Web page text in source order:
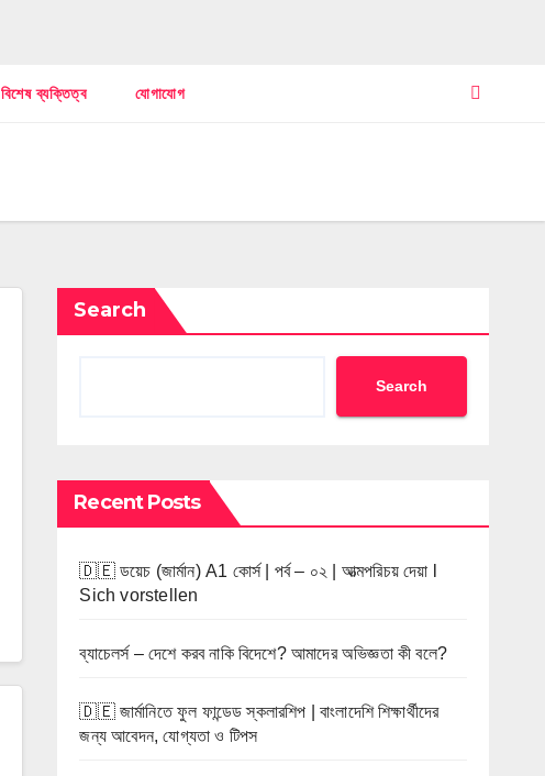
বিশেষ ব্যক্তিত্ব যোগাযোগ
Search
Search
Recent Posts
🇩🇪 ডয়েচ (জার্মান) A1 কোর্স | পর্ব – ০২ | আত্মপরিচয় দেয়া l
Sich vorstellen
ব্যাচেলর্স – দেশে করব নাকি বিদেশে? আমাদের অভিজ্ঞতা কী বলে?
🇩🇪 জার্মানিতে ফুল ফান্ডেড স্কলারশিপ | বাংলাদেশি শিক্ষার্থীদের
জন্য আবেদন, যোগ্যতা ও টিপস